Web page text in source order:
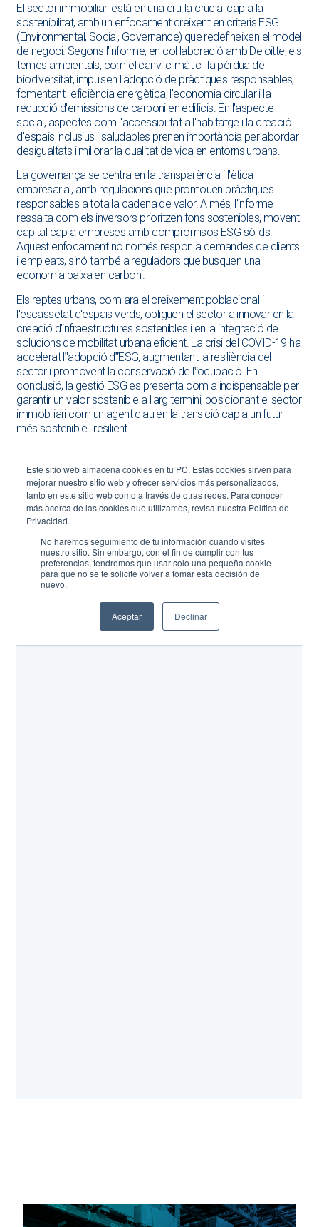
El sector immobiliari està en una cruïlla crucial cap a la
sostenibilitat, amb un enfocament creixent en criteris ESG
(Environmental, Social, Governance) que redefineixen el model
de negoci. Segons l'informe, en col·laboració amb Deloitte, els
temes ambientals, com el canvi climàtic i la pèrdua de
biodiversitat, impulsen l'adopció de pràctiques responsables,
fomentant l'eficiència energètica, l'economia circular i la
reducció d'emissions de carboni en edificis. En l'aspecte
social, aspectes com l'accessibilitat a l'habitatge i la creació
d'espais inclusius i saludables prenen importància per abordar
desigualtats i millorar la qualitat de vida en entorns urbans.
La governança se centra en la transparència i l'ètica
empresarial, amb regulacions que promouen pràctiques
responsables a tota la cadena de valor. A més, l'informe
ressalta com els inversors prioritzen fons sostenibles, movent
capital cap a empreses amb compromisos ESG sòlids.
Aquest enfocament no només respon a demandes de clients
i empleats, sinó també a reguladors que busquen una
economia baixa en carboni.
Els reptes urbans, com ara el creixement poblacional i
l'escassetat d'espais verds, obliguen el sector a innovar en la
creació d'infraestructures sostenibles i en la integració de
solucions de mobilitat urbana eficient. La crisi del COVID-19 ha
accelerat l‟adopció d‟ESG, augmentant la resiliència del
sector i promovent la conservació de l‟ocupació. En
conclusió, la gestió ESG es presenta com a indispensable per
garantir un valor sostenible a llarg termini, posicionant el sector
immobiliari com un agent clau en la transició cap a un futur
més sostenible i resilient.